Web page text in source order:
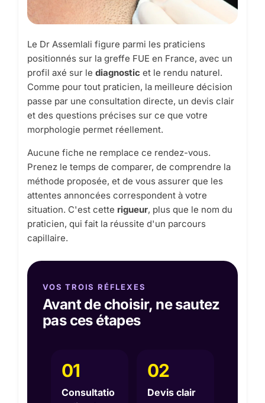
Le Dr Assemlali figure parmi les praticiens
positionnés sur la greffe FUE en France, avec un
profil axé sur le diagnostic et le rendu naturel.
Comme pour tout praticien, la meilleure décision
passe par une consultation directe, un devis clair
et des questions précises sur ce que votre
morphologie permet réellement.
Aucune fiche ne remplace ce rendez-vous.
Prenez le temps de comparer, de comprendre la
méthode proposée, et de vous assurer que les
attentes annoncées correspondent à votre
situation. C'est cette rigueur, plus que le nom du
praticien, qui fait la réussite d'un parcours
capillaire.
VOS TROIS RÉFLEXES
Avant de choisir, ne sautez
pas ces étapes
01
Consultatio
02
Devis clair